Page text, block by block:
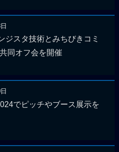
ジスタ技術とみちびきコミ
同オフ会を開催
でピッチやブース展示を